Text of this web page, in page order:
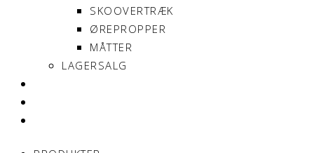
SKOOVERTRÆK
ØREPROPPER
MÅTTER
LAGERSALG